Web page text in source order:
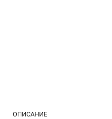
ОПИСАНИЕ